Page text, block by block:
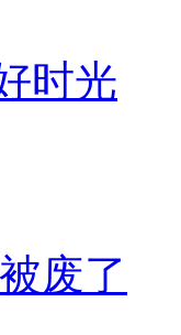
时光
废了